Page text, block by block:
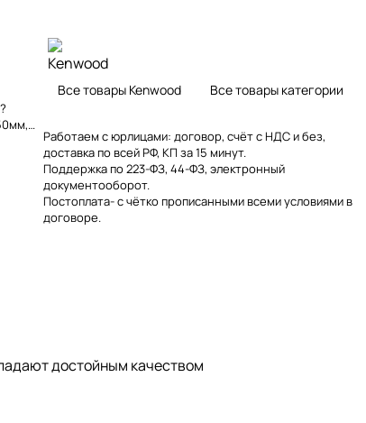
Все товары Kenwood Все товары категории
Работаем с юрлицами: договор, счёт с НДС и без,
доставка по всей РФ, КП за 15 минут.
Поддержка по 223-ФЗ, 44-ФЗ, электронный
документооборот.
Постоплата- с чётко прописанными всеми условиями в
договоре.
достойным качеством